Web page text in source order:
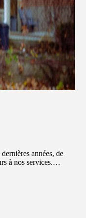
années, de
à nos services.…